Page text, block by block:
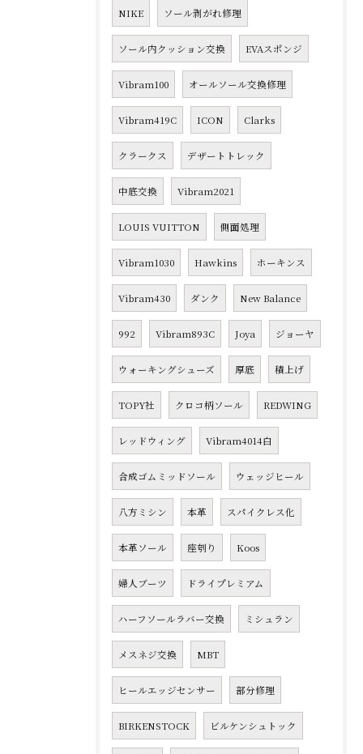
NIKE ソール剥がれ修理
ソール内クッション交換 EVAスポンジ
Vibram100 オールソール交換修理
Vibram419C ICON Clarks
クラークス デザートトレック
中底交換 Vibram2021
LOUIS VUITTON 側面処理
Vibram1030 Hawkins ホーキンス
Vibram430 ダンク New Balance
992 Vibram893C Joya ジョーヤ
ウォーキングシューズ 厚底 積上げ
TOPY社 クロコ柄ソール REDWING
レッドウィング Vibram4014白
合成ゴムミッドソール ウェッジヒール
八方ミシン 本革 スパイクレス化
本革ソール 座刳り Koos
婦人ブーツ ドライプレミアム
ハーフソールラバー交換 ミシュラン
メスネジ交換 MBT
ヒールエッジセンサー 部分修理
BIRKENSTOCK ビルケンシュトック